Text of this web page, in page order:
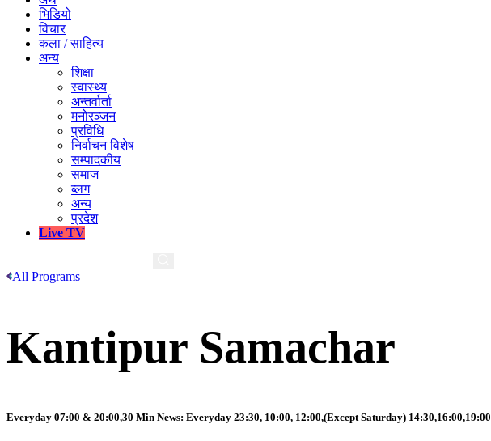
भिडियो
विचार
कला / साहित्य
अन्य
शिक्षा
स्वास्थ्य
अन्तर्वार्ता
मनोरञ्जन
प्रविधि
निर्वाचन विशेष
सम्पादकीय
समाज
ब्लग
अन्य
प्रदेश
Live TV
All Programs
Kantipur Samachar
Everyday 07:00 & 20:00,30 Min News: Everyday 23:30, 10:00, 12:00,(Except Saturday) 14:30,16:00,19:00